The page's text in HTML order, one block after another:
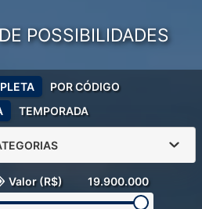
POSSIBILIDADES
TEMPORADA
POR CÓDIGO
Valor (R$) 19.900.000